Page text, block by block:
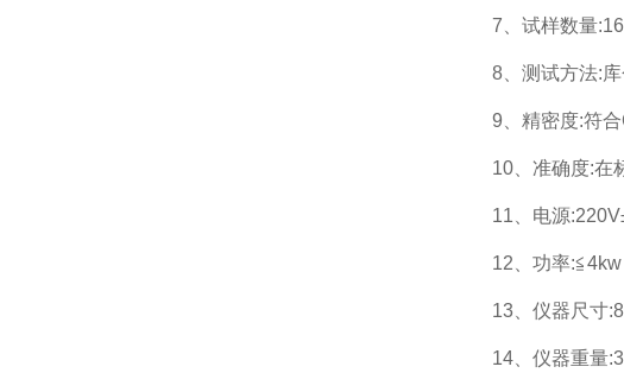
7、试样数量
8、测试方法:
9、精密度:符
10、准确度:在
11、电源
12、功率:≦4kw
13、仪器尺寸
14、仪器重量